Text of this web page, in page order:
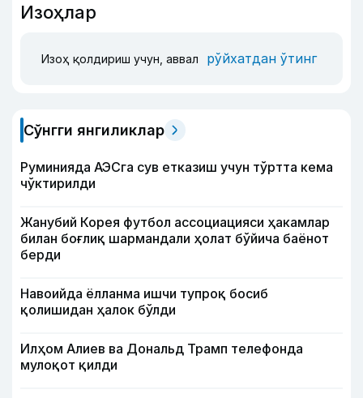
Изоҳлар
Изоҳ қолдириш учун, аввал рўйхатдан ўтинг
Сўнгги янгиликлар
Руминияда АЭСга сув етказиш учун тўртта кема
чўктирилди
Жанубий Корея футбол ассоциацияси ҳакамлар
билан боғлиқ шармандали ҳолат бўйича баёнот
берди
Навоийда ёлланма ишчи тупроқ босиб
қолишидан ҳалок бўлди
Илҳом Алиев ва Дональд Трамп телефонда
мулоқот қилди